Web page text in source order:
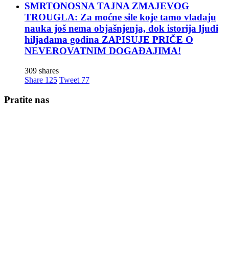
SMRTONOSNA TAJNA ZMAJEVOG
TROUGLA: Za moćne sile koje tamo vladaju
nauka još nema objašnjenja, dok istorija ljudi
hiljadama godina ZAPISUJE PRIČE O
NEVEROVATNIM DOGAĐAJIMA!
309 shares
Share 125 Tweet 77
Pratite nas